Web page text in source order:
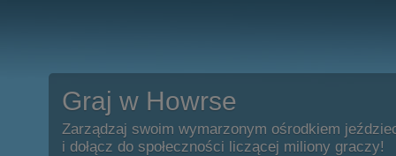
Graj w Howrse
Zarządzaj swoim wymarzonym ośrodkiem
i dołącz do społeczności liczącej miliony graczy!